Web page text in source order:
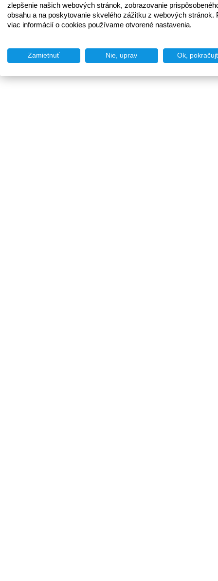
zlepšenie našich webových stránok, zobrazovanie
obsahu a na poskytovanie skvelého zážitku z webových stránok.
viac informácií o cookies používame otvorené nastavenia.
Zamietnuť Nie, uprav Ok,